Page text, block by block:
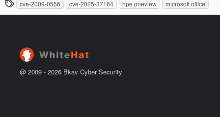
ầ
u
y
u
T
h
cve-2009-0556 cve-2025-37164 hpe oneview microsoft office
@ 2009 - 2026 Bkav Cyber Security